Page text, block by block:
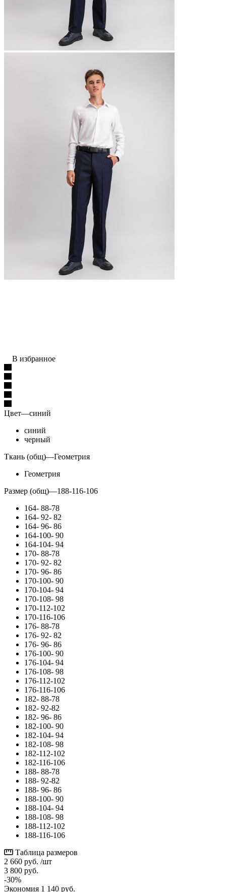
В избранное
Цвет—синий
синий
черный
Ткань (общ)—Геометрия
Геометрия
Размер (общ)—188-116-106
164- 88-78
164- 92- 82
164- 96- 86
164-100- 90
164-104- 94
170- 88-78
170- 92- 82
170- 96- 86
170-100- 90
170-104- 94
170-108- 98
170-112-102
170-116-106
176- 88-78
176- 92- 82
176- 96- 86
176-100- 90
176-104- 94
176-108- 98
176-112-102
176-116-106
182- 88-78
182- 92-82
182- 96- 86
182-100- 90
182-104- 94
182-108- 98
182-112-102
182-116-106
188- 88-78
188- 92-82
188- 96- 86
188-100- 90
188-104- 94
188-108- 98
188-112-102
188-116-106
Таблица размеров
2 660 руб. /шт
3 800 руб.
-30%
Экономия 1 140 руб.